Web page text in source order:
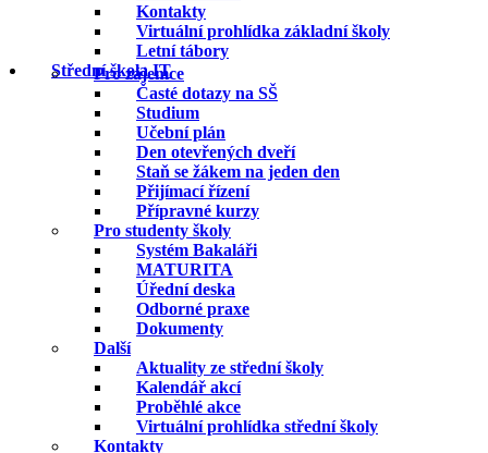
Kontakty
Virtuální prohlídka základní školy
Letní tábory
Střední škola IT
Pro zájemce
Časté dotazy na SŠ
Studium
Učební plán
Den otevřených dveří
Staň se žákem na jeden den
Přijímací řízení
Přípravné kurzy
Pro studenty školy
Systém Bakaláři
MATURITA
Úřední deska
Odborné praxe
Dokumenty
Další
Aktuality ze střední školy
Kalendář akcí
Proběhlé akce
Virtuální prohlídka střední školy
Kontakty